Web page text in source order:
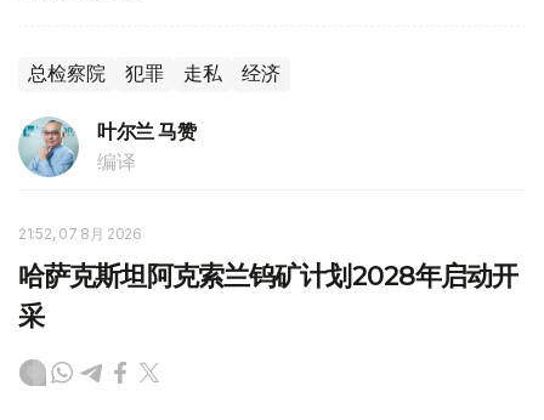
总检察院 犯罪 走私 经济
叶尔兰 马赞
编译
21:52, 07 8月 2026
哈萨克斯坦阿克索兰钨矿计划2028年启动开
采